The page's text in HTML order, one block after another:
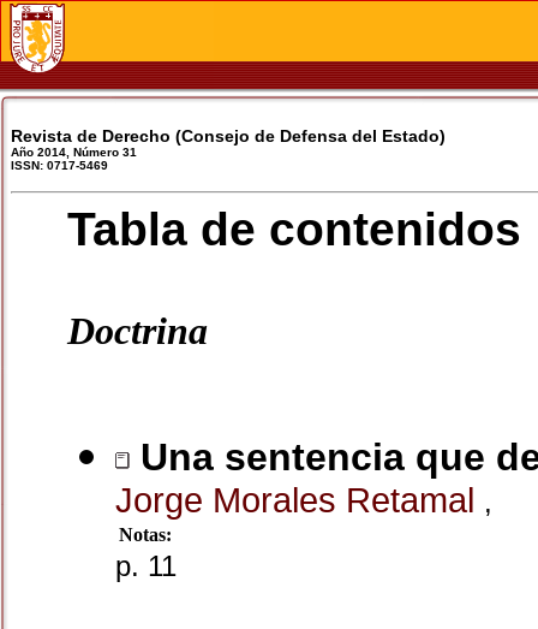
Revista de Derecho (Consejo de Defensa del Estado)
Año 2014, Número 31
ISSN: 0717-5469
Tabla de contenidos
Doctrina
Una sentencia que
Jorge Morales Retamal ,
Notas:
p. 11